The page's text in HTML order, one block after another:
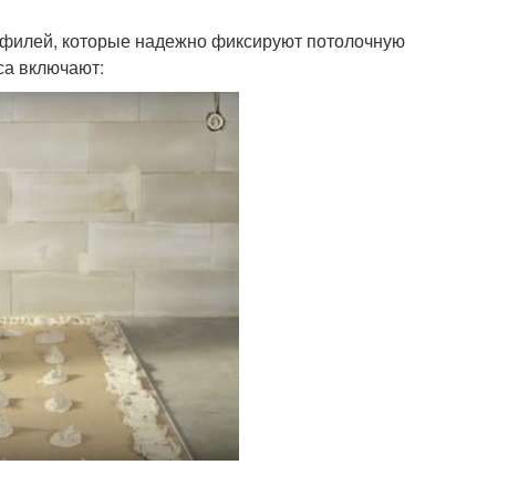
которые надежно фиксируют потолочную
включают: